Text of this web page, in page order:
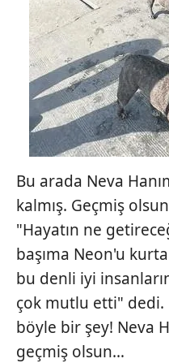
Bu arada Neva
kalmış. Geçmiş
"Hayatın ne
başıma Neon'u
bu denli iyi
çok mutlu etti" dedi.
böyle bir şey! Neva
geçmiş olsun…